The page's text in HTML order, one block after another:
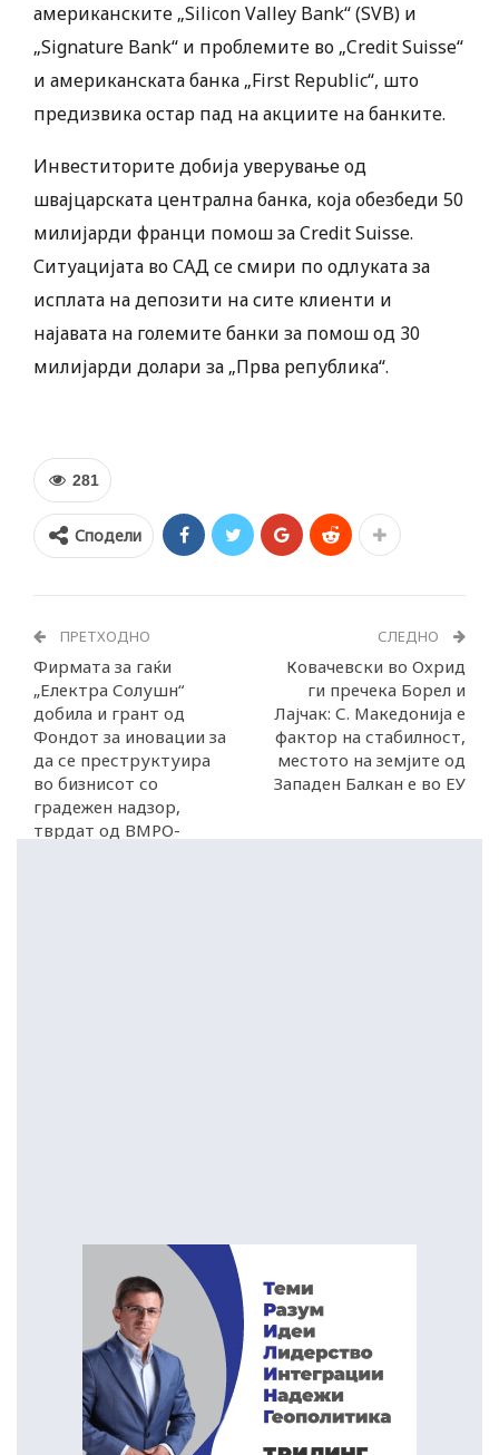
американските „Silicon Valley Bank“ (SVB) и
„Signature Bank“ и проблемите во „Credit Suisse“
и американската банка „First Republic“, што
предизвика остар пад на акциите на банките.
Инвеститорите добија уверување од
швајцарската централна банка, која обезбеди 50
милијарди франци помош за Credit Suisse.
Ситуацијата во САД се смири по одлуката за
исплата на депозити на сите клиенти и
најавата на големите банки за помош од 30
милијарди долари за „Прва република“.
281
Сподели
ПРЕТХОДНО
Фирмата за гаќи
„Електра Солушн“
добила и грант од
Фондот за иновации за
да се преструктуира
во бизнисот со
градежен надзор,
тврдат од ВМРО-
СЛЕДНО
Ковачевски во Охрид
ги пречека Борел и
Лајчак: С. Македонија е
фактор на стабилност,
местото на земјите од
Западен Балкан е во ЕУ